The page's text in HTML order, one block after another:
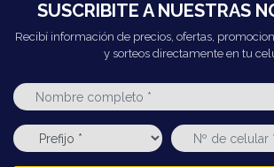
SUSCRIBITE A NUESTRAS
Recibí información de precios, ofertas,
y sorteos directamente en tu